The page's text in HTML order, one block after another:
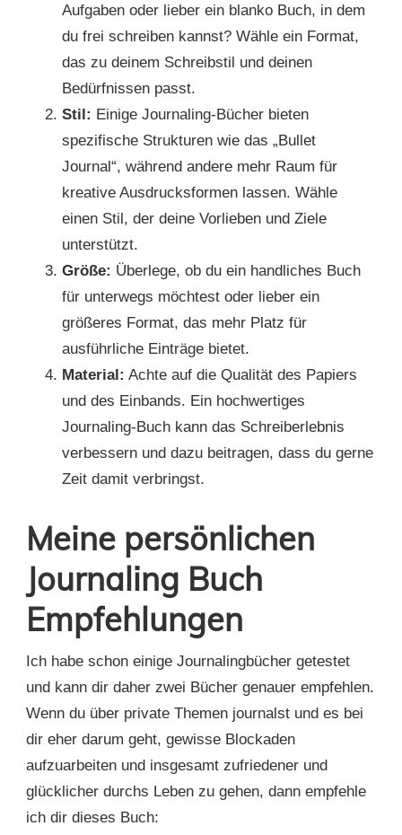
Aufgaben oder lieber ein blanko Buch, in dem
du frei schreiben kannst? Wähle ein Format,
das zu deinem Schreibstil und deinen
Bedürfnissen passt.
Stil: Einige Journaling-Bücher bieten
spezifische Strukturen wie das „Bullet
Journal“, während andere mehr Raum für
kreative Ausdrucksformen lassen. Wähle
einen Stil, der deine Vorlieben und Ziele
unterstützt.
Größe: Überlege, ob du ein handliches Buch
für unterwegs möchtest oder lieber ein
größeres Format, das mehr Platz für
ausführliche Einträge bietet.
Material: Achte auf die Qualität des Papiers
und des Einbands. Ein hochwertiges
Journaling-Buch kann das Schreiberlebnis
verbessern und dazu beitragen, dass du gerne
Zeit damit verbringst.
Meine persönlichen
Journaling Buch
Empfehlungen
Ich habe schon einige Journalingbücher getestet
und kann dir daher zwei Bücher genauer empfehlen.
Wenn du über private Themen journalst und es bei
dir eher darum geht, gewisse Blockaden
aufzuarbeiten und insgesamt zufriedener und
glücklicher durchs Leben zu gehen, dann empfehle
ich dir dieses Buch: